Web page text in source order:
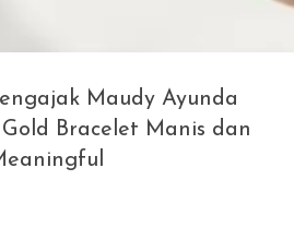
Maudy Ayunda
Bracelet Manis dan